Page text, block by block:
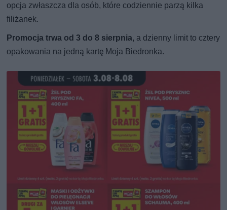
opcja zwłaszcza dla osób, które codziennie parzą kilka
filiżanek.
Promocja trwa od 3 do 8 sierpnia, a dzienny limit to cztery
opakowania na jedną kartę Moja Biedronka.